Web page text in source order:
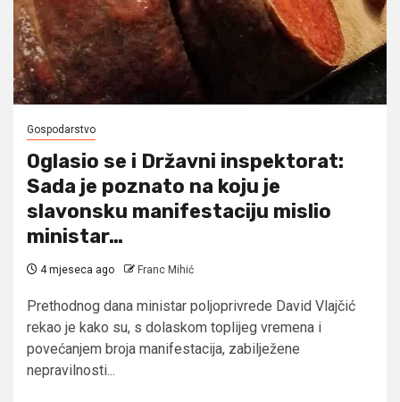
Gospodarstvo
Oglasio se i Državni inspektorat:
Sada je poznato na koju je
slavonsku manifestaciju mislio
ministar…
4 mjeseca ago Franc Mihić
Prethodnog dana ministar poljoprivrede David Vlajčić
rekao je kako su, s dolaskom toplijeg vremena i
povećanjem broja manifestacija, zabilježene
nepravilnosti...